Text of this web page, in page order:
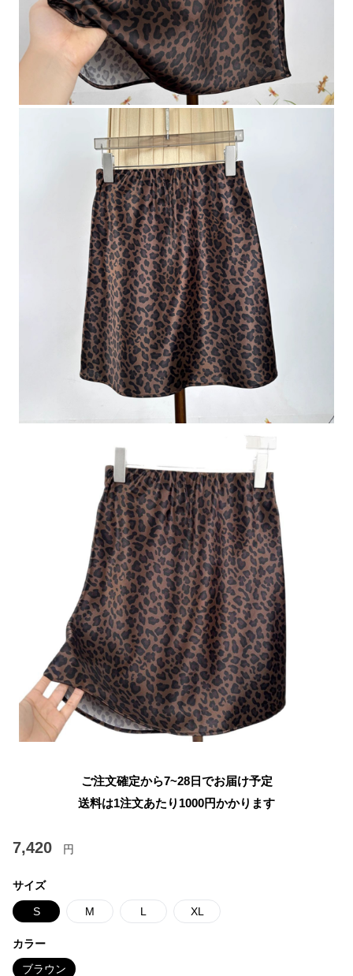
ご注文確定から7~28日でお届け予定
送料は1注文あたり 1000円かかります
7,420 円
サイズ
S M L XL
カラー
ブラウン